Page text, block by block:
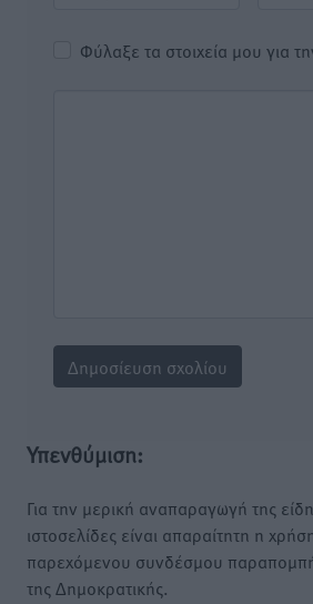
Φύλαξε τα στοιχεία μου για
Υπενθύμιση:
Για την μερική αναπαραγωγή της
ιστοσελίδες είναι απαραίτητη η
παρεχόμενου συνδέσμου
της Δημοκρατικής.